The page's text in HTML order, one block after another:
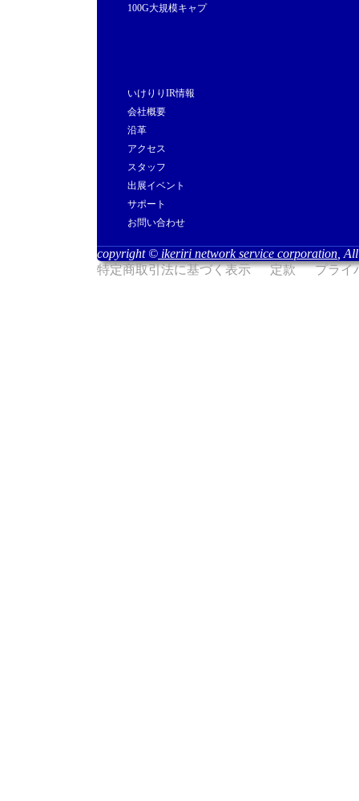
100G大規模キャプ
いけりりIR情報
会社概要
沿革
アクセス
スタッフ
出展イベント
サポート
お問い合わせ
copyright © ikeriri network service corporation ,
特定商取引法に基づく表示
定款 プライ